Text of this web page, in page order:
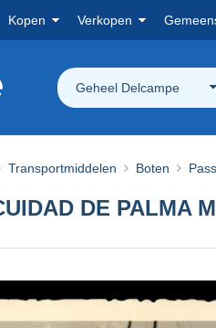
Kopen Verkopen
Geheel Delcampe
Transportmiddelen Boten
DE PALMA